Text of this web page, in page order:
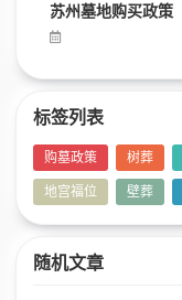
苏州墓地购买政策
标签列表
购墓政策 树葬
地宫福位 壁葬
随机文章